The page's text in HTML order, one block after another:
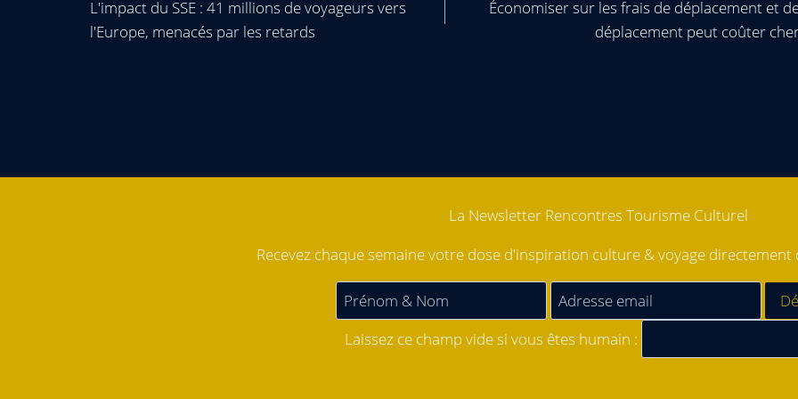
L'impact du SSE : 41 millions de voyageurs vers
l'Europe, menacés par les retards
Économiser sur les frais de déplacement et
déplacement peut coûter
La Newsletter Rencontres Tourisme Culturel
Recevez chaque semaine votre dose d'inspiration culture & voyage
Laissez ce champ vide si vous êtes humain :